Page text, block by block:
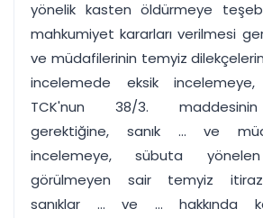
yönelik kasten öldürmeye
mahkumiyet kararları verilmesi
ve müdafilerinin temyiz
incelemede eksik
TCK'nun 38/3. maddesinin
gerektiğine, sanık ... ve
incelemeye, sübuta
görülmeyen sair temyiz
sanıklar ... ve ... hakkında